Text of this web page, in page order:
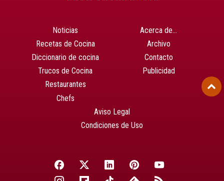
Noticias
Recetas de Cocina
Diccionario de cocina
Trucos de Cocina
Restaurantes
Chefs
Acerca de…
Archivo
Contacto
Publicidad
Aviso Legal
Condiciones de Uso